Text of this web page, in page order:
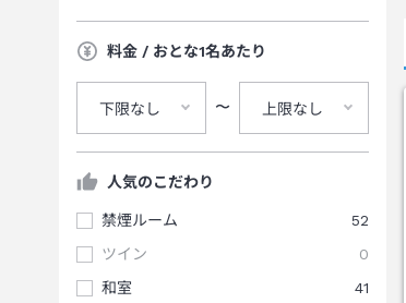
料金 / おとな1名あたり
下限なし 〜 上限なし
人気のこだわり
禁煙ルーム
52
ツイン
0
和室
41